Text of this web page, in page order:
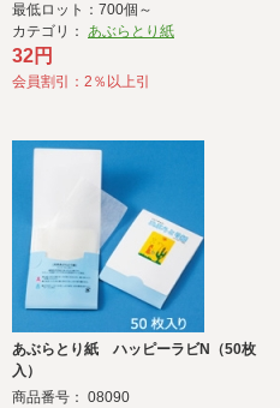
最低ロット：700個～
カテゴリ： あぶらとり紙
32円
会員割引：2％以上引
あぶらとり紙 ハッピーラビN（50枚
入）
商品番号： 08090